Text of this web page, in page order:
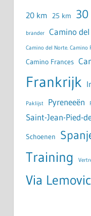
20 km 25 km
brander Camino
Camino del Norte. Camino
Camino Frances
Frankrijk
Paklijst Pyreneeën
Saint-Jean-Pied-
Schoenen
Training
Via